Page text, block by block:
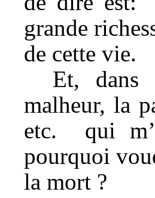
grande
de cette vie.
Et, dans
malheur, la
etc. qui
pourquoi
la mort ?